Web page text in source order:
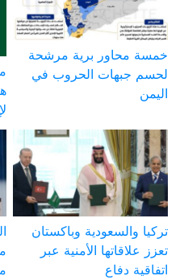
خمسة محاور برية مرشحة
لحسم جبهات الحروب في
اليمن
تركيا والسعودية وباكستان
تعزز علاقاتها الأمنية عبر
اتفاقية دفاع